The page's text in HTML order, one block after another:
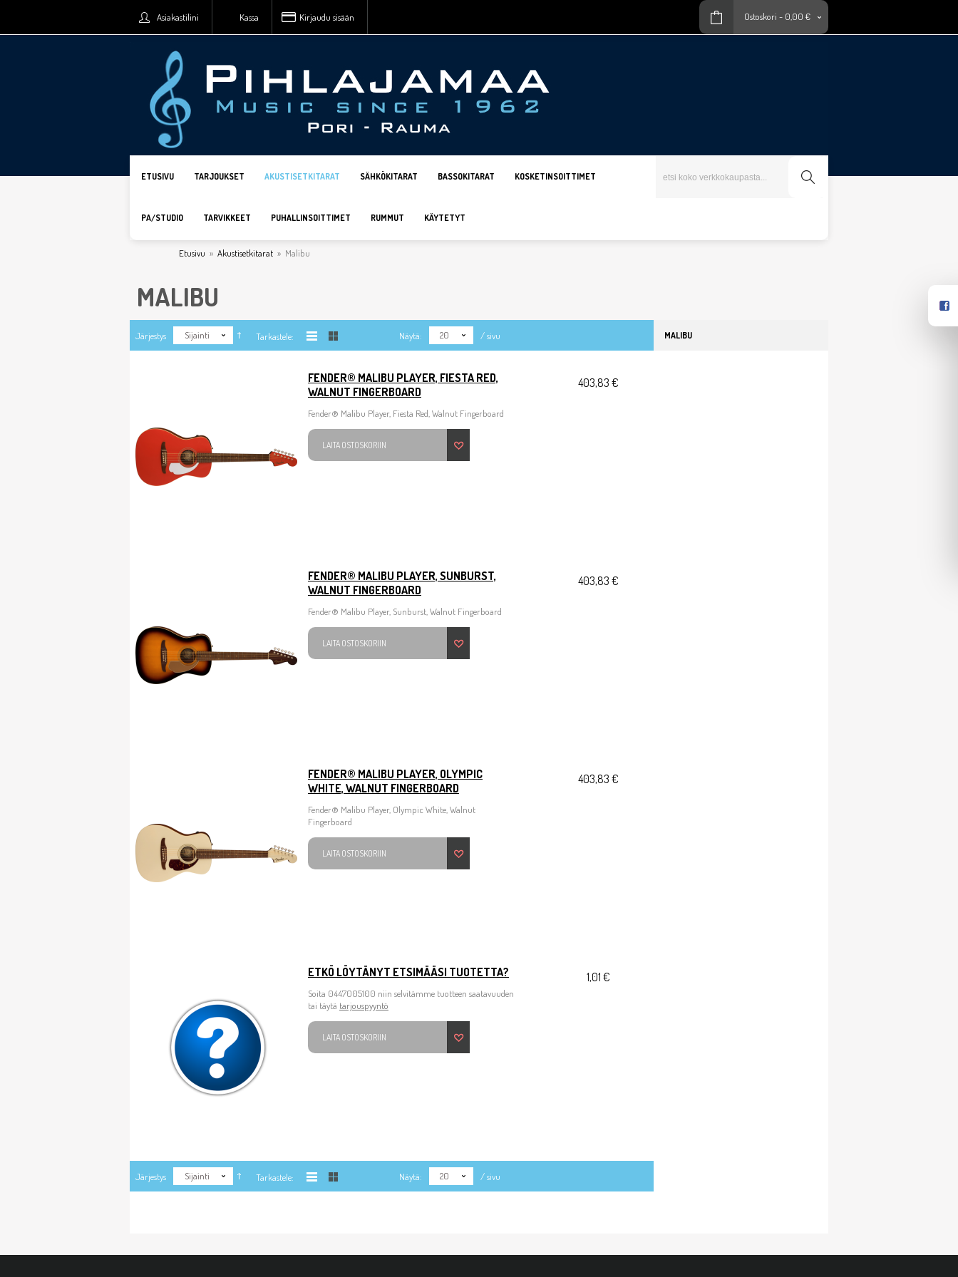
Asiakastilini Kassa Kirjaudu sisään Ostoskori - 0,00 €
ETUSIVU TARJOUKSET AKUSTISETKITARAT SÄHKÖKITARAT BASSOKITARAT KOSKETINSOITTIMET
PA/STUDIO TARVIKKEET PUHALLINSOITTIMET RUMMUT KÄYTETYT
Etusivu » Akustisetkitarat » Malibu
MALIBU
Järjestys Sijainti Tarkastele: Näytä: 20 / sivu
FENDER® MALIBU PLAYER, FIESTA RED,
WALNUT FINGERBOARD
Fender® Malibu Player, Fiesta Red, Walnut Fingerboard
LAITA OSTOSKORIIN
403,83 €
FENDER® MALIBU PLAYER, SUNBURST,
WALNUT FINGERBOARD
Fender® Malibu Player, Sunburst, Walnut Fingerboard
LAITA OSTOSKORIIN
403,83 €
FENDER® MALIBU PLAYER, OLYMPIC
WHITE, WALNUT FINGERBOARD
Fender® Malibu Player, Olympic White, Walnut
Fingerboard
LAITA OSTOSKORIIN
403,83 €
ETKÖ LÖYTÄNYT ETSIMÄÄSI TUOTETTA?
Soita 0447005100 niin selvitämme tuotteen saatavuuden
tai täytä tarjouspyyntö
LAITA OSTOSKORIIN
1,01 €
Järjestys Sijainti Tarkastele: Näytä: 20 / sivu
MALIBU